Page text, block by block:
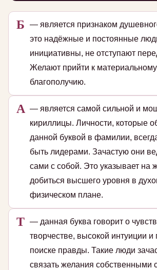
Б
— является признаком
это надёжные и постоянные
инициативны, не отступают
Желают прийти к материальному
благополучию.
А — является самой сильной и
кириллицы. Личности, которые
данной буквой в фамилии,
быть лидерами. Зачастую они
сами с собой. Это указывает на
добиться высшего уровня в
физическом плане.
Т — данная буква говорит о
творчестве, высокой интуиции и
поиске правды. Такие люди
связать желания собственными